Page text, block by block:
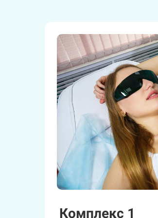
Комплекс 1